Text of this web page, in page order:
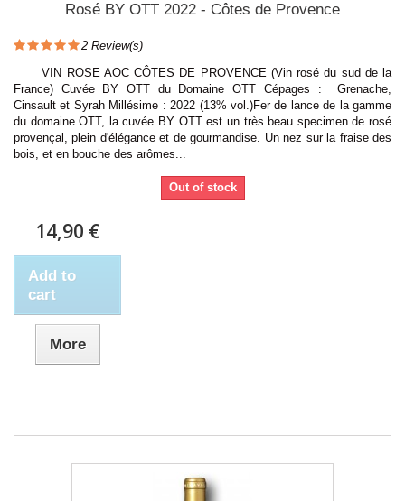
Rosé BY OTT 2022 - Côtes de Provence
2 Review(s)
VIN ROSE AOC CÔTES DE PROVENCE (Vin rosé du sud de la
France) Cuvée BY OTT du Domaine OTT Cépages : Grenache,
Cinsault et Syrah Millésime : 2022 (13% vol.)Fer de lance de la gamme
du domaine OTT, la cuvée BY OTT est un très beau specimen de rosé
provençal, plein d'élégance et de gourmandise. Un nez sur la fraise des
bois, et en bouche des arômes...
Out of stock
14,90 €
Add to
cart
More